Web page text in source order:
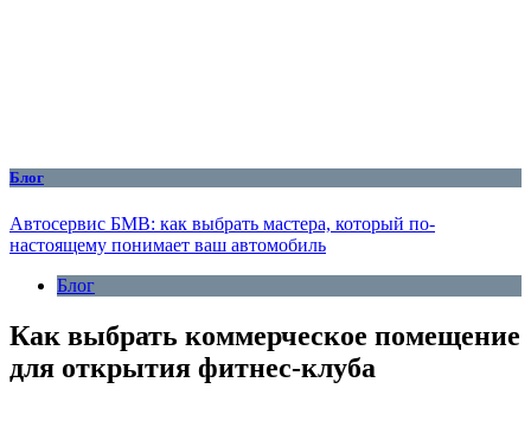
Блог
Автосервис БМВ: как выбрать мастера, который по-
настоящему понимает ваш автомобиль
Блог
Как выбрать коммерческое помещение
для открытия фитнес-клуба